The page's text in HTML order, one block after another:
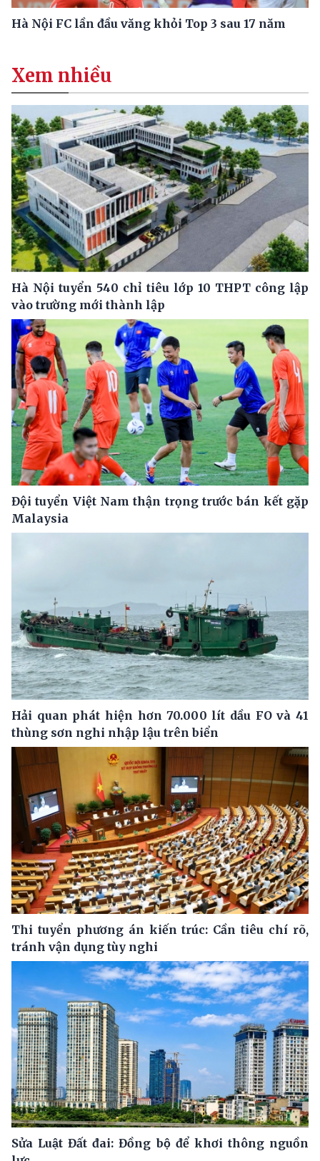
Hà Nội FC lần đầu văng khỏi Top 3 sau 17 năm
Xem nhiều
Hà Nội tuyển 540 chỉ tiêu lớp 10 THPT công lập
vào trường mới thành lập
Đội tuyển Việt Nam thận trọng trước bán kết gặp
Malaysia
Hải quan phát hiện hơn 70.000 lít dầu FO và 41
thùng sơn nghi nhập lậu trên biển
Thi tuyển phương án kiến trúc: Cần tiêu chí rõ,
tránh vận dụng tùy nghi
Sửa Luật Đất đai: Đồng bộ để khơi thông nguồn